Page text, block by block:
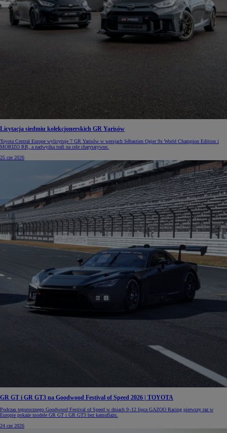
Licytacja siedmiu kolekcjonerskich GR Yarisów
Toyota Central Europe wylicytuje 7 GR Yarisów w wersjach Sébastien Ogier 9x World Champion Edition i
MORIZO RR, a nadwyżka trafi na cele charytatywne.
25 cze 2026
GR GT i GR GT3 na Goodwood Festival of Speed 2026 | TOYOTA
Podczas tegorocznego Goodwood Festival of Speed w dniach 9–12 lipca GAZOO Racing pierwszy raz w
Europie pokaże modele GR GT i GR GT3 bez kamuflażu.
24 cze 2026